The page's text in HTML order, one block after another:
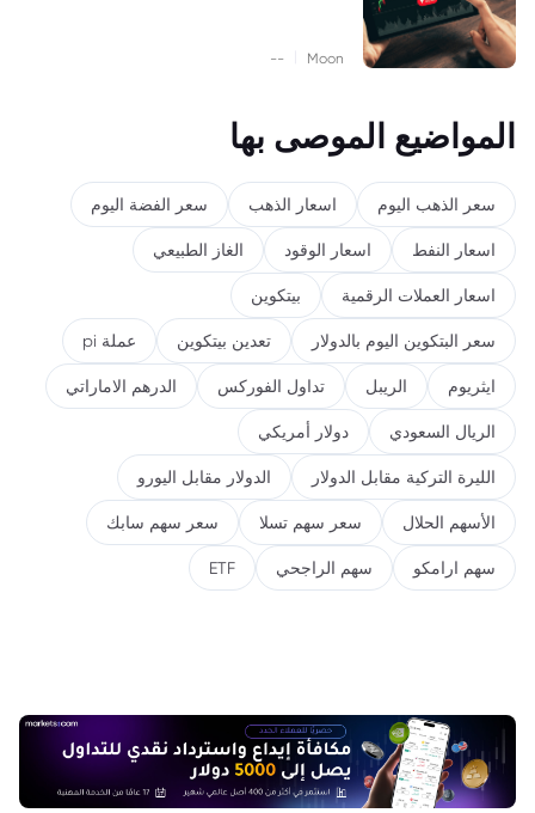
Moon
--
المواضيع الموصى بها
سعر الذهب اليوم اسعار الذهب سعر الفضة اليوم
اسعار النفط اسعار الوقود الغاز الطبيعي
اسعار العملات الرقمية بيتكوين
سعر البتكوين اليوم بالدولار تعدين بيتكوين عملة pi
ايثريوم الريبل تداول الفوركس الدرهم الاماراتي
الريال السعودي دولار أمريكي
الليرة التركية مقابل الدولار الدولار مقابل اليورو
الأسهم الحلال سعر سهم تسلا سعر سهم سابك
سهم ارامكو سهم الراجحي ETF